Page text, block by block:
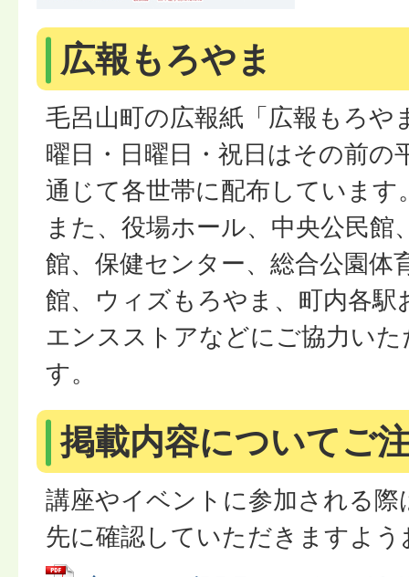
広報もろやま
毛呂山町の広報紙「広報もろや
曜日・日曜日・祝日はその前の
通じて各世帯に配布しています
また、役場ホール、中央公民館
館、保健センター、総合公園体
館、ウィズもろやま、町内各
エンスストアなどにご協力い
す。
掲載内容についてご
講座やイベントに参加される際
先に確認していただきますよ